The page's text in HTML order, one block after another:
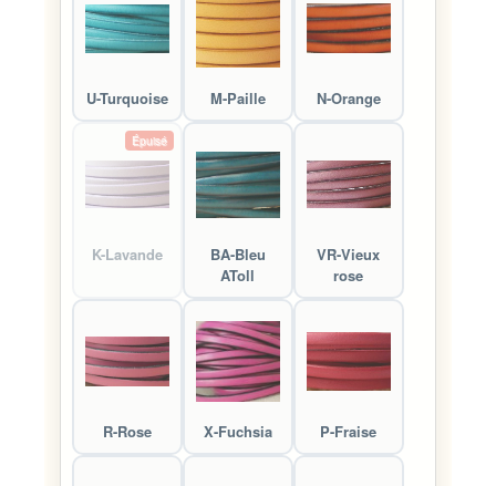
U-Turquoise M-Paille N-Orange
K-Lavande
Épuisé
BA-Bleu
AToll
VR-Vieux
rose
R-Rose X-Fuchsia P-Fraise